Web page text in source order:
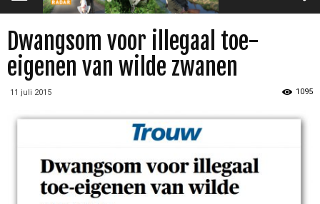
Dwangsom voor illegaal toe-
eigenen van wilde zwanen
11 juli 2015 1095